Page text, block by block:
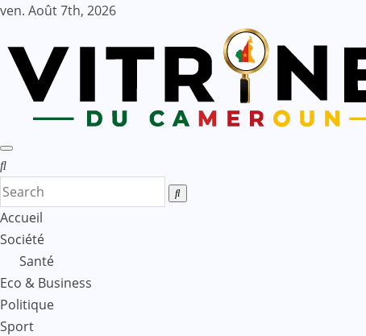
Skip
content
ven. Août 7th, 2026
Accueil
Société
Santé
Eco & Business
Politique
Sport